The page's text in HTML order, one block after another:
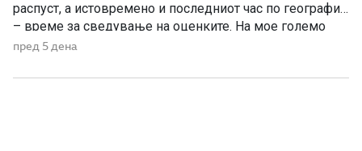
распуст, а истовремено и последниот час по географија
– време за сведување на оценките. На мое големо
изненадување, учителката ме крена мене и ми
расчисти дилемите околу мојата конечна […]
пред 5 дена